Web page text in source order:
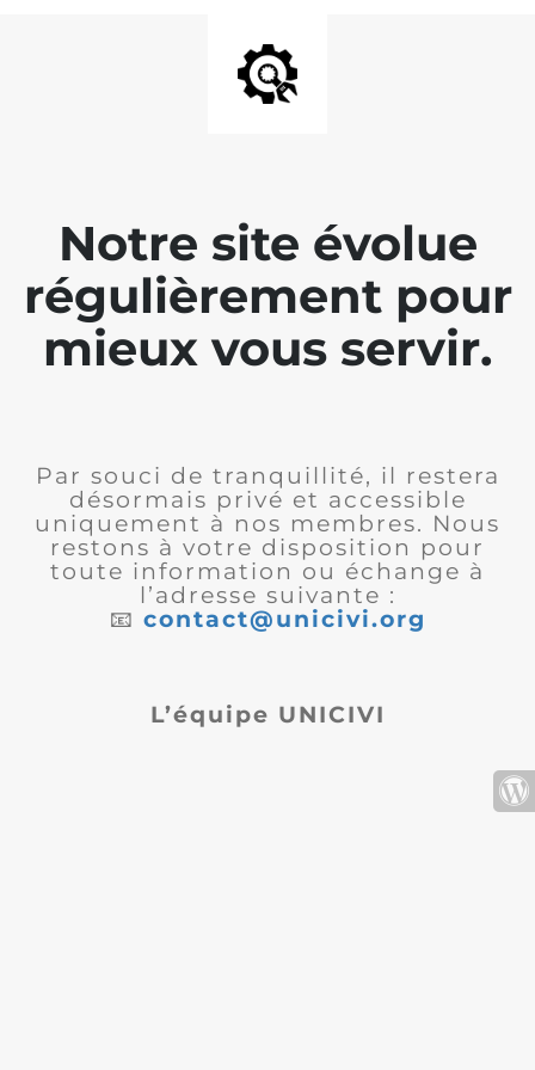
Notre site évolue
régulièrement pour
mieux vous servir.
Par souci de tranquillité, il restera
désormais privé et accessible
uniquement à nos membres. Nous
restons à votre disposition pour
toute information ou échange à
l’adresse suivante :
📧 contact@unicivi.org
L’équipe UNICIVI